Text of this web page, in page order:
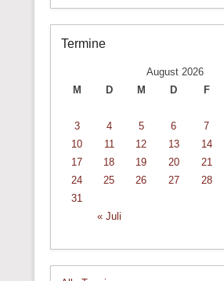
Termine
August 2026
M
D M D F
3
4 5 6 7
10
11 12 13 14
17
18 19 20 21
24
25 26 27 28
31
« Juli